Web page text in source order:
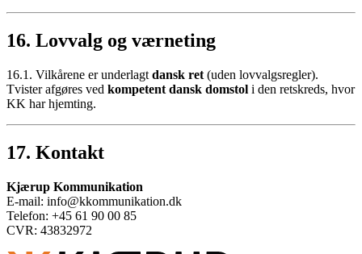
16. Lovvalg og værneting
16.1. Vilkårene er underlagt dansk ret (uden lovvalgsregler).
Tvister afgøres ved kompetent dansk domstol i den retskreds, hvor
KK har hjemting.
17. Kontakt
Kjærup Kommunikation
E‑mail: info@kkommunikation.dk
Telefon: +45 61 90 00 85
CVR: 43832972